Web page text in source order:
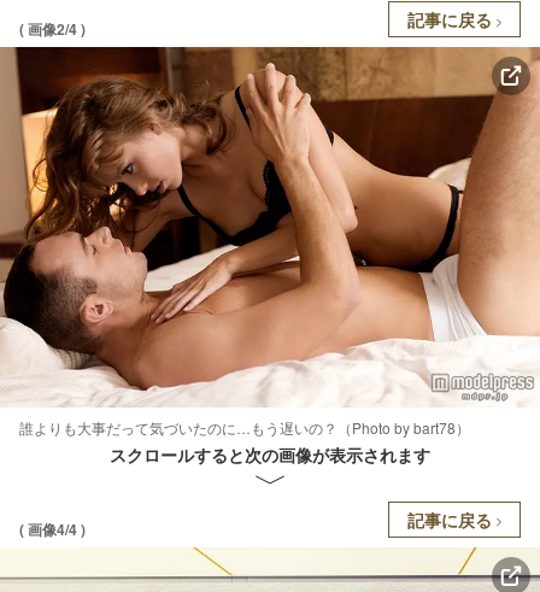
( 画像2/4 ) 記事に戻る
誰よりも大事だって気づいたのに…もう遅いの？（Photo by bart78）
スクロールすると次の画像が表示されます
( 画像4/4 ) 記事に戻る